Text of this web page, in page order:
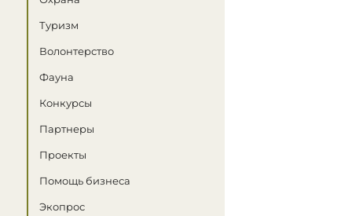
Туризм
Волонтерство
Фауна
Конкурсы
Партнеры
Проекты
Помощь бизнеса
Экопрос